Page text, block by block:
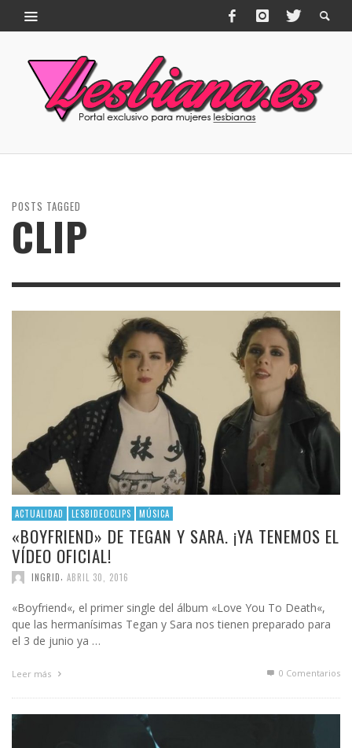
POSTS TAGGED
CLIP
ACTUALIDAD LESBIDEOCLIPS MÚSICA
«BOYFRIEND» DE TEGAN Y SARA. ¡YA TENEMOS EL
VÍDEO OFICIAL!
INGRID ABRIL 30, 2016
«Boyfriend«, el primer single del álbum «Love You To Death«,
que las hermanísimas Tegan y Sara nos tienen preparado para
el 3 de junio ya …
Leer más 0 Comentarios